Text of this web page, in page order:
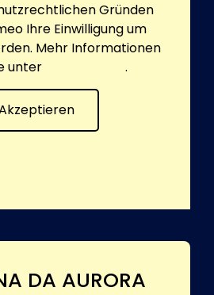
Gründen
Ihre Einwilligung um
Mehr Informationen
unter
.
DA AURORA